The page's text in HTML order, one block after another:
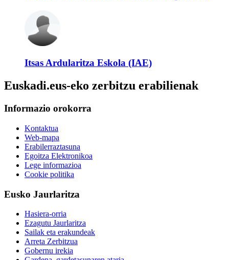
Itsas Ardularitza Eskola (IAE)
Euskadi.eus-eko zerbitzu erabilienak
Informazio orokorra
Kontaktua
Web-mapa
Erabilerraztasuna
Egoitza Elektronikoa
Lege informazioa
Cookie politika
Eusko Jaurlaritza
Hasiera-orria
Ezagutu Jaurlaritza
Sailak eta erakundeak
Arreta Zerbitzua
Gobernu irekia